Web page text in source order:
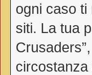
ogni caso
siti. La tua
circostanza